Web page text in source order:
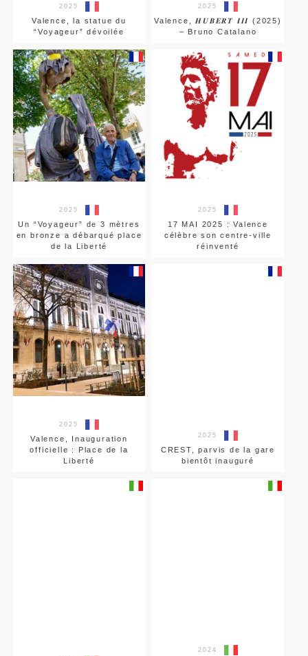
2025
Valence, la statue du
“Voyageur” dévoilée
2025
Valence, 𝑯𝑼𝑩𝑬𝑹𝑻 𝑰𝑰𝑰 (2025)
– Bruno Catalano
2025
Un “Voyageur” de 3 mètres
en bronze a débarqué place
de la Liberté
2025
17 MAI 2025 : Valence
célèbre son centre-ville
réinventé
2025
Valence, Inauguration
officielle : Place de la
Liberté
2025
CREST, parvis de la gare
bientôt inauguré
2024